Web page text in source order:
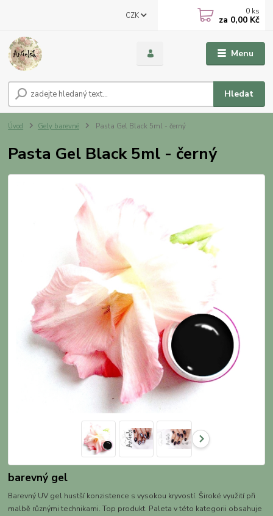
Menu
CZK
Hledat
0 ks
za 0,00 Kč
Úvod Gely barevné Pasta Gel Black 5ml - černý
Pasta Gel Black 5ml - černý
barevný gel
Barevný UV gel hustší konzistence s vysokou kryvostí. Široké využití při
malbě různými technikami. Top produkt. Paleta v této kategorii obsahuje